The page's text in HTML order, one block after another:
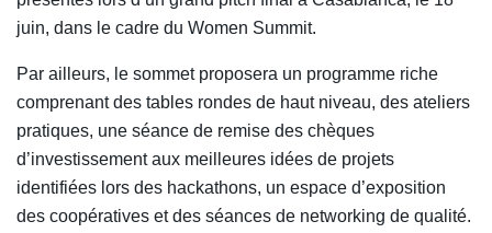
juin, dans le cadre du Women Summit.
Par ailleurs, le sommet proposera un programme riche
comprenant des tables rondes de haut niveau, des ateliers
pratiques, une séance de remise des chèques
d’investissement aux meilleures idées de projets
identifiées lors des hackathons, un espace d’exposition
des coopératives et des séances de networking de qualité.